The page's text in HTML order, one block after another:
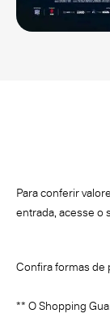
Para conferir
entrada, acesse o
Confira formas de
** O Shopping